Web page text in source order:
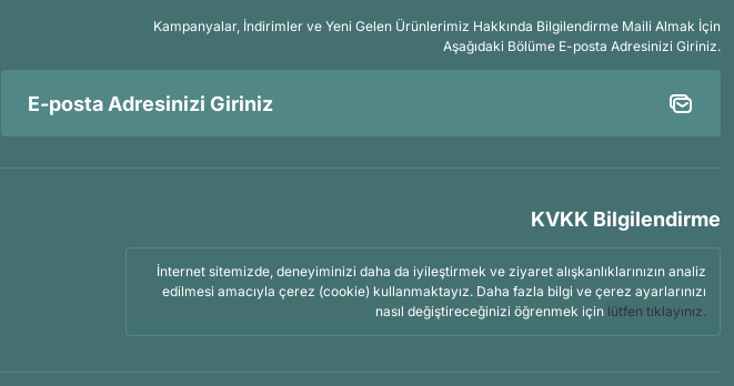
Kampanyalar, İndirimler ve Yeni Gelen Ürünlerimiz Hakkında Bilgilendirme Maili Almak İçin
Aşağıdaki Bölüme E-posta Adresinizi Giriniz.
KVKK Bilgilendirme
İnternet sitemizde, deneyiminizi daha da iyileştirmek ve ziyaret alışkanlıklarınızın analiz
edilmesi amacıyla çerez (cookie) kullanmaktayız. Daha fazla bilgi ve çerez ayarlarınızı
nasıl değiştireceğinizi öğrenmek için lütfen tıklayınız.